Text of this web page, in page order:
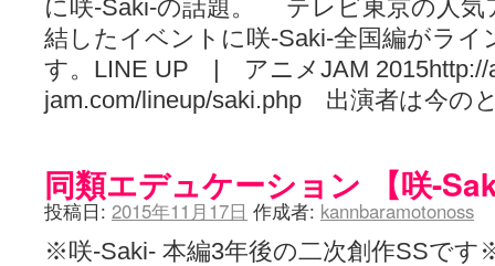
に咲-Saki-の話題。 テレビ東京の人気
結したイベントに咲-Saki-全国編がラ
す。LINE UP | アニメJAM 2015http://
jam.com/lineup/saki.php 出演者は今
同類エデュケーション 【咲-
投稿日: 2015年11月17日 作成者: kannbaramotonoss
※咲-Saki- 本編3年後の二次創作SSで